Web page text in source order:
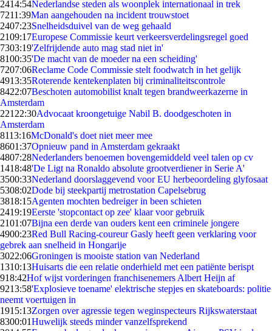
2414:54Nederlandse steden als woonplek internationaal in trek
7211:39Man aangehouden na incident trouwstoet
2407:23Snelheidsduivel van de weg gehaald
2109:17Europese Commissie keurt verkeersverdelingsregel goed
7303:19'Zelfrijdende auto mag stad niet in'
8100:35'De macht van de moeder na een scheiding'
7207:06Reclame Code Commissie stelt foodwatch in het gelijk
4913:35Roterende kentekenplaten bij criminaliteitscontrole
8422:07Beschoten automobilist knalt tegen brandweerkazerne in
Amsterdam
221 22:30Advocaat kroongetuige Nabil B. doodgeschoten in
Amsterdam
8113:16McDonald's doet niet meer mee
8601:37Opnieuw pand in Amsterdam gekraakt
4807:28Nederlanders benoemen bovengemiddeld veel talen op cv
1418:48'De Ligt na Ronaldo absolute grootverdiener in Serie A'
3500:33Nederland doorslaggevend voor EU herbeoordeling glyfosaat
5308:02Dode bij steekpartij metrostation Capelsebrug
3818:15Agenten mochten bedreiger in been schieten
2419:19Eerste 'stopcontact op zee' klaar voor gebruik
2101:07Bijna een derde van ouders kent een criminele jongere
4900:23Red Bull Racing-coureur Gasly heeft geen verklaring voor
gebrek aan snelheid in Hongarije
3022:06Groningen is mooiste station van Nederland
1310:13Huisarts die een relatie onderhield met een patiënte berispt
918:42Hof wijst vorderingen franchisenemers Albert Heijn af
9213:58'Explosieve toename' elektrische stepjes en skateboards: politie
neemt voertuigen in
1915:13Zorgen over agressie tegen weginspecteurs Rijkswaterstaat
8300:01Huwelijk steeds minder vanzelfsprekend